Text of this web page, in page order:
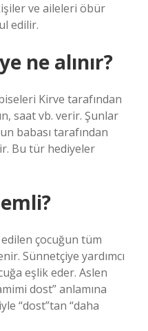
ve aileleri öbür
edilir.
ne alınır?
Kirve tarafından
saat vb. verir. Şunlar
babası tarafından
Bu tür hediyeler
çocuğun tüm
Sünnetçiye yardımcı
eşlik eder. Aslen
dost” anlamına
“dost”tan “daha